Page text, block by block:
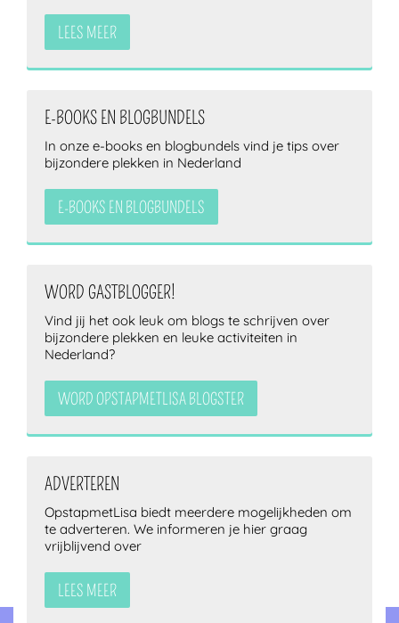
LEES MEER
E-BOOKS EN BLOGBUNDELS
In onze e-books en blogbundels vind je tips over
bijzondere plekken in Nederland
E-BOOKS EN BLOGBUNDELS
WORD GASTBLOGGER!
Vind jij het ook leuk om blogs te schrijven over
bijzondere plekken en leuke activiteiten in
Nederland?
WORD OPSTAPMETLISA BLOGSTER
ADVERTEREN
OpstapmetLisa biedt meerdere mogelijkheden om
te adverteren. We informeren je hier graag
vrijblijvend over
LEES MEER